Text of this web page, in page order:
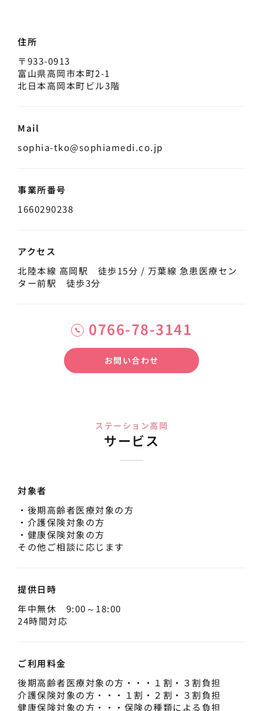
住所
〒933-0913
富山県高岡市本町2-1
北日本高岡本町ビル3階
Mail
sophia-tko@sophiamedi.co.jp
事業所番号
1660290238
アクセス
北陸本線 高岡駅 徒歩15分 / 万葉線 急患医療セン
ター前駅 徒歩3分
0766-78-3141
お問い合わせ
ステーション高岡
サービス
対象者
・後期高齢者医療対象の方
・介護保険対象の方
・健康保険対象の方
その他ご相談に応じます
提供日時
年中無休 9:00～18:00
24時間対応
ご利用料金
後期高齢者医療対象の方・・・１割・３割負担
介護保険対象の方・・・１割・２割・３割負担
健康保険対象の方・・・保険の種類による負担